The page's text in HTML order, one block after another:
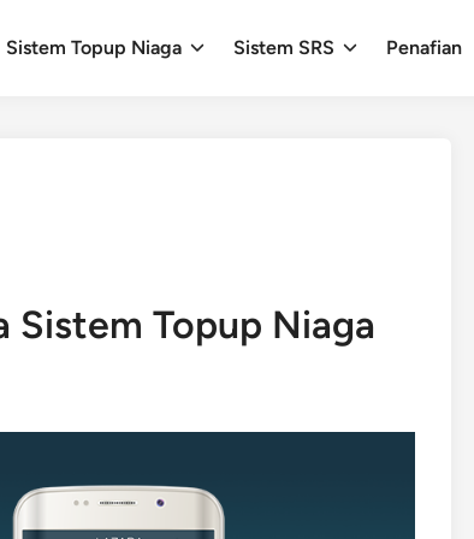
Sistem Topup Niaga Sistem SRS Penafian
Sistem Topup Niaga